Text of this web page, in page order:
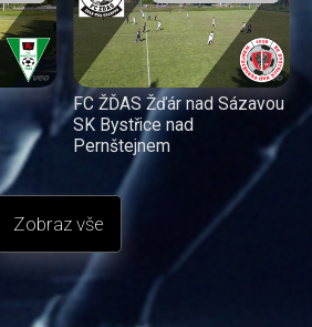
FC ŽĎAS Žďár nad Sázavou
SK Bystřice nad
Pernštejnem
Zobraz vše